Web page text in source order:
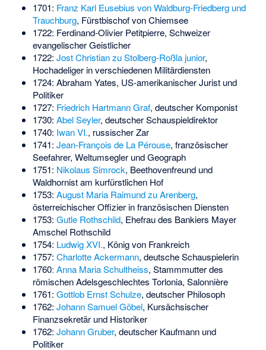
1701: Franz Karl Eusebius von Waldburg-Friedberg und
Trauchburg, Fürstbischof von Chiemsee
1722: Ferdinand-Olivier Petitpierre, Schweizer
evangelischer Geistlicher
1722: Jost Christian zu Stolberg-Roßla junior,
Hochadeliger in verschiedenen Militärdiensten
1724: Abraham Yates, US-amerikanischer Jurist und
Politiker
1727: Friedrich Hartmann Graf, deutscher Komponist
1730: Abel Seyler, deutscher Schauspieldirektor
1740: Iwan VI., russischer Zar
1741: Jean-François de La Pérouse, französischer
Seefahrer, Weltumsegler und Geograph
1751: Nikolaus Simrock, Beethovenfreund und
Waldhornist am kurfürstlichen Hof
1753: August Maria Raimund zu Arenberg,
österreichischer Offizier in französischen Diensten
1753: Gutle Rothschild, Ehefrau des Bankiers Mayer
Amschel Rothschild
1754: Ludwig XVI., König von Frankreich
1757: Charlotte Ackermann, deutsche Schauspielerin
1760ː Anna Maria Schultheiss, Stammmutter des
römischen Adelsgeschlechtes Torlonia, Salonnière
1761: Gottlob Ernst Schulze, deutscher Philosoph
1762: Johann Samuel Göbel, Kursächsischer
Finanzsekretär und Historiker
1762: Johann Gruber, deutscher Kaufmann und
Politiker